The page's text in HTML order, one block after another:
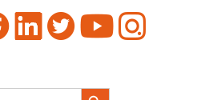
Search Button